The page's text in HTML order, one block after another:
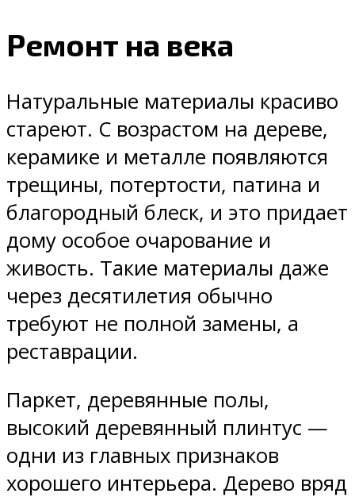
Ремонт на века
Натуральные материалы красиво
стареют. С возрастом на дереве,
керамике и металле появляются
трещины, потертости, патина и
благородный блеск, и это придает
дому особое очарование и
живость. Такие материалы даже
через десятилетия обычно
требуют не полной замены, а
реставрации.
Паркет, деревянные полы,
высокий деревянный плинтус —
одни из главных признаков
хорошего интерьера. Дерево вряд